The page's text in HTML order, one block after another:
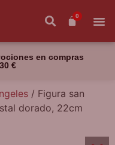
0
en compras
€
/ Figura san
dorado, 22cm